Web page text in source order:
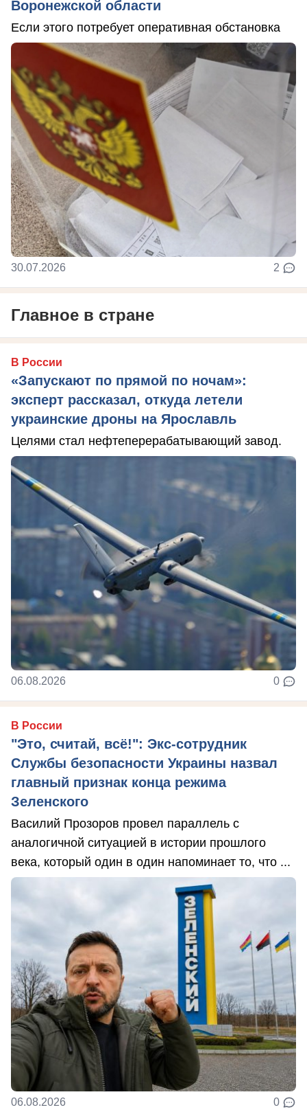
Воронежской области
Если этого потребует оперативная обстановка
30.07.2026 2
Главное в стране
В России
«Запускают по прямой по ночам»:
эксперт рассказал, откуда летели
украинские дроны на Ярославль
Целями стал нефтеперерабатывающий завод.
06.08.2026 0
В России
"Это, считай, всё!": Экс-сотрудник
Службы безопасности Украины назвал
главный признак конца режима
Зеленского
Василий Прозоров провел параллель с
аналогичной ситуацией в истории прошлого
века, который один в один напоминает то, что ...
06.08.2026 0